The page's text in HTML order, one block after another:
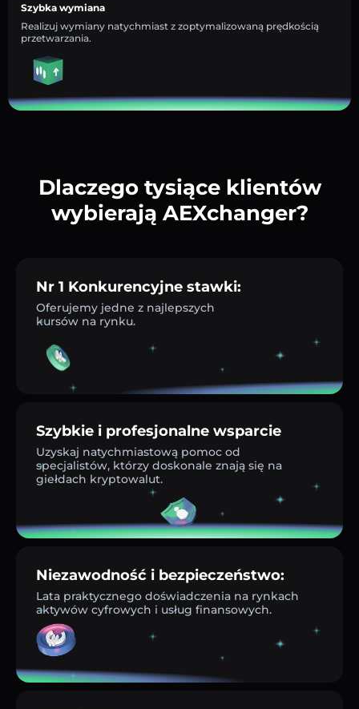
Szybka wymiana
Realizuj wymiany natychmiast z zoptymalizowaną prędkością
przetwarzania.
Dlaczego tysiące klientów
wybierają AEXchanger?
Nr 1 Konkurencyjne stawki:
Oferujemy jedne z najlepszych
kursów na rynku.
Szybkie i profesjonalne wsparcie
Uzyskaj natychmiastową pomoc od
specjalistów, którzy doskonale znają się na
giełdach kryptowalut.
Niezawodność i bezpieczeństwo:
Lata praktycznego doświadczenia na rynkach
aktywów cyfrowych i usług finansowych.